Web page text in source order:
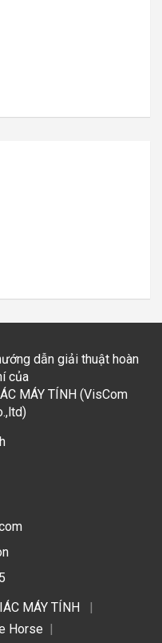
dẫn giải thuật hoàn
của
MÁY TÍNH (VisCom
MÁY TÍNH
Horse